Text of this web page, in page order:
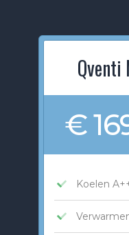
Qventi
€
Koelen